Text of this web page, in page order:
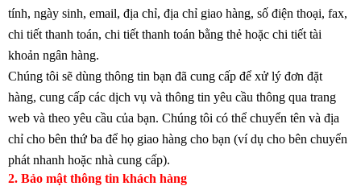
tính, ngày sinh, email, địa chỉ, địa chỉ giao hàng, số điện thoại, fax,
chi tiết thanh toán, chi tiết thanh toán bằng thẻ hoặc chi tiết tài
khoản ngân hàng.
Chúng tôi sẽ dùng thông tin bạn đã cung cấp để xử lý đơn đặt
hàng, cung cấp các dịch vụ và thông tin yêu cầu thông qua trang
web và theo yêu cầu của bạn. Chúng tôi có thể chuyển tên và địa
chỉ cho bên thứ ba để họ giao hàng cho bạn (ví dụ cho bên chuyển
phát nhanh hoặc nhà cung cấp).
2. Bảo mật thông tin khách hàng